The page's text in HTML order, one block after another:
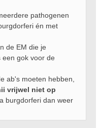
pathogenen
én met
de EM die je
een gok voor de
ab's moeten hebben,
vrijwel niet op
burgdorferi dan weer